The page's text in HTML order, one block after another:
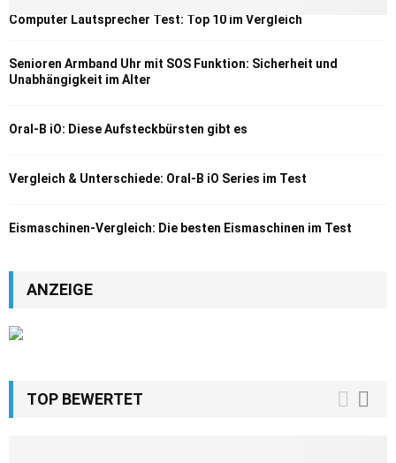
Computer Lautsprecher Test: Top 10 im Vergleich
Senioren Armband Uhr mit SOS Funktion: Sicherheit und
Unabhängigkeit im Alter
Oral-B iO: Diese Aufsteckbürsten gibt es
Vergleich & Unterschiede: Oral-B iO Series im Test
Eismaschinen-Vergleich: Die besten Eismaschinen im Test
ANZEIGE
TOP BEWERTET